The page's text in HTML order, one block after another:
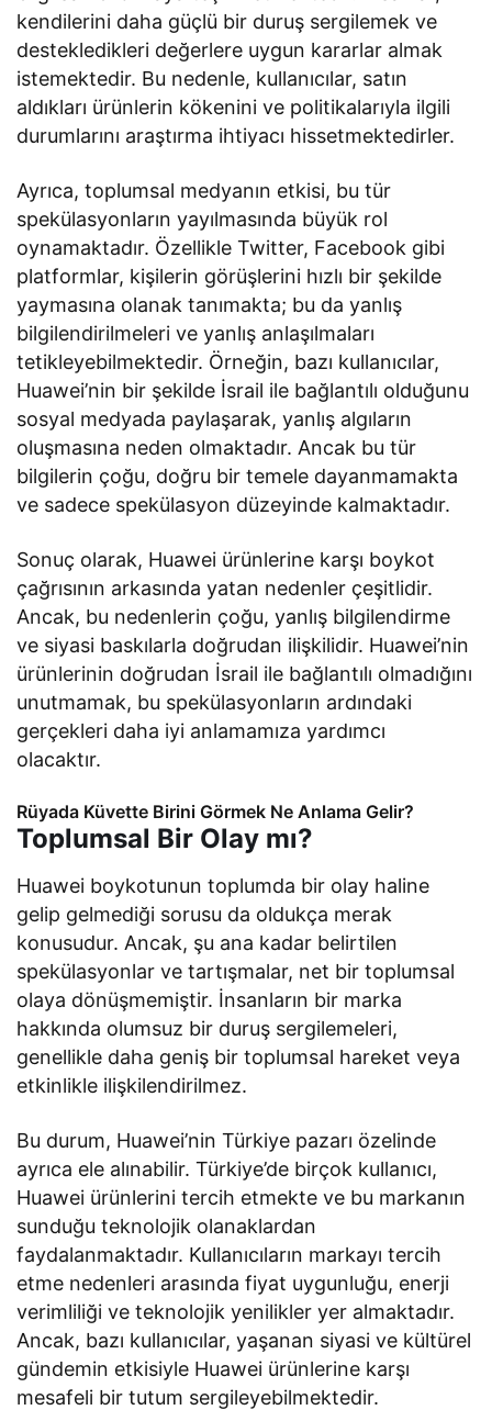
kendilerini daha güçlü bir duruş sergilemek ve
destekledikleri değerlere uygun kararlar almak
istemektedir. Bu nedenle, kullanıcılar, satın
aldıkları ürünlerin kökenini ve politikalarıyla ilgili
durumlarını araştırma ihtiyacı hissetmektedirler.
Ayrıca, toplumsal medyanın etkisi, bu tür
spekülasyonların yayılmasında büyük rol
oynamaktadır. Özellikle Twitter, Facebook gibi
platformlar, kişilerin görüşlerini hızlı bir şekilde
yaymasına olanak tanımakta; bu da yanlış
bilgilendirilmeleri ve yanlış anlaşılmaları
tetikleyebilmektedir. Örneğin, bazı kullanıcılar,
Huawei’nin bir şekilde İsrail ile bağlantılı olduğunu
sosyal medyada paylaşarak, yanlış algıların
oluşmasına neden olmaktadır. Ancak bu tür
bilgilerin çoğu, doğru bir temele dayanmamakta
ve sadece spekülasyon düzeyinde kalmaktadır.
Sonuç olarak, Huawei ürünlerine karşı boykot
çağrısının arkasında yatan nedenler çeşitlidir.
Ancak, bu nedenlerin çoğu, yanlış bilgilendirme
ve siyasi baskılarla doğrudan ilişkilidir. Huawei’nin
ürünlerinin doğrudan İsrail ile bağlantılı olmadığını
unutmamak, bu spekülasyonların ardındaki
gerçekleri daha iyi anlamamıza yardımcı
olacaktır.
Rüyada Küvette Birini Görmek Ne Anlama Gelir?
Toplumsal Bir Olay mı?
Huawei boykotunun toplumda bir olay haline
gelip gelmediği sorusu da oldukça merak
konusudur. Ancak, şu ana kadar belirtilen
spekülasyonlar ve tartışmalar, net bir toplumsal
olaya dönüşmemiştir. İnsanların bir marka
hakkında olumsuz bir duruş sergilemeleri,
genellikle daha geniş bir toplumsal hareket veya
etkinlikle ilişkilendirilmez.
Bu durum, Huawei’nin Türkiye pazarı özelinde
ayrıca ele alınabilir. Türkiye’de birçok kullanıcı,
Huawei ürünlerini tercih etmekte ve bu markanın
sunduğu teknolojik olanaklardan
faydalanmaktadır. Kullanıcıların markayı tercih
etme nedenleri arasında fiyat uygunluğu, enerji
verimliliği ve teknolojik yenilikler yer almaktadır.
Ancak, bazı kullanıcılar, yaşanan siyasi ve kültürel
gündemin etkisiyle Huawei ürünlerine karşı
mesafeli bir tutum sergileyebilmektedir.